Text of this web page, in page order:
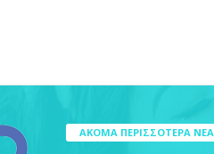
ΑΚΟΜΑ ΠΕΡΙΣΣΟΤΕΡΑ ΝΕΑ